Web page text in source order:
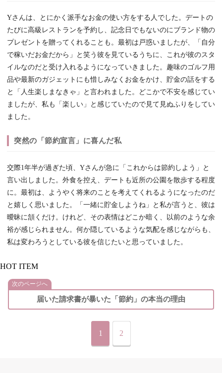
Yさんは、とにかく派手なお金の使い方をする人でした。デートの
たびに高級レストランを予約し、記念日でもないのにブランド物の
プレゼントを贈ってくれることも。最初は戸惑いましたが、「自分
で稼いだお金だから」と笑う彼を見ているうちに、これが彼のスタ
イルなのだと受け入れるようになっていきました。趣味のゴルフ用
品や最新のガジェットにも惜しみなくお金をかけ、貯金の話をする
と「人生楽しまなきゃ」と言われました。どこかで不安を感じてい
ましたが、私も「楽しい」と感じていたので見て見ぬふりをしてい
ました。
突然の「節約宣言」に喜んだ私
交際1年半が過ぎた頃、Yさんが急に「これからは節約しよう」と
言い出しました。外食を控え、デートも近所の公園を散歩する程度
に。最初は、ようやく将来のことを考えてくれるようになったのだ
と嬉しく思いました。「一緒に貯金しようね」と私が言うと、彼は
曖昧に頷くだけ。けれど、その表情はどこか暗く、以前のような余
裕が感じられません。何か隠しているような気配を感じながらも、
私は変わろうとしている彼を信じたいと思っていました。
HOT ITEM
次のページへ
届いた請求書が暴いた「節約」の本当の理由
1 2